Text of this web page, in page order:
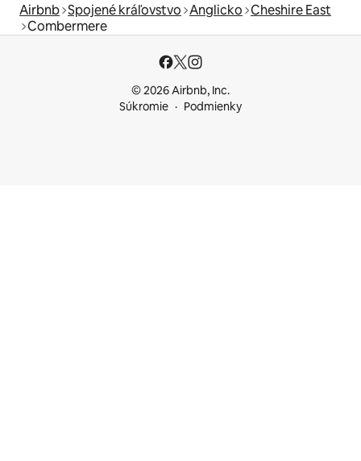
Airbnb Spojené kráľovstvo Anglicko Cheshire East
Combermere
© 2026 Airbnb, Inc.
Súkromie
Podmienky